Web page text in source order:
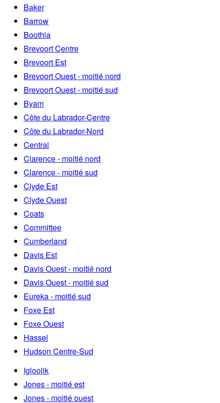
Baker
Barrow
Boothia
Brevoort Centre
Brevoort Est
Brevoort Ouest - moitié nord
Brevoort Ouest - moitié sud
Byam
Côte du Labrador-Centre
Côte du Labrador-Nord
Central
Clarence - moitié nord
Clarence - moitié sud
Clyde Est
Clyde Ouest
Coats
Committee
Cumberland
Davis Est
Davis Ouest - moitié nord
Davis Ouest - moitié sud
Eureka - moitié sud
Foxe Est
Foxe Ouest
Hassel
Hudson Centre-Sud
Igloolik
Jones - moitié est
Jones - moitié ouest